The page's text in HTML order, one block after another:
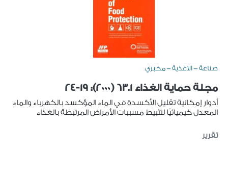
صناعة - الاغذية - مخبري
مجلة حماية الغذاء 63.1 (2000): 19-24
أدوار إمكانية تقليل الأكسدة في الماء المؤكسد بالكهرباء والماء
المعدل كيميائيًا لتثبيط مسببات الأمراض المرتبطة بالغذاء
تقرير